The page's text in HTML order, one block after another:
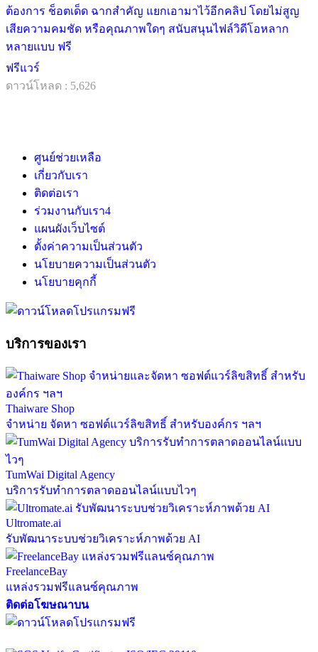
ต้องการ ช็อตเด็ด ฉากสำคัญ แยกเอามาไว้อีกคลิป โดยไม่สูญ
เสียความคมชัด หรือคุณภาพใดๆ สนับสนุนไฟล์วิดีโอหลาก
หลายแบบ ฟรี
ฟรีแวร์
ดาวน์โหลด : 5,626
ศูนย์ช่วยเหลือ
เกี่ยวกับเรา
ติดต่อเรา
ร่วมงานกับเรา4
แผนผังเว็บไซต์
ตั้งค่าความเป็นส่วนตัว
นโยบายความเป็นส่วนตัว
นโยบายคุกกี้
บริการของเรา
Thaiware Shop
จำหน่าย จัดหา ซอฟต์แวร์ลิขสิทธิ์ สำหรับองค์กร ฯลฯ
TumWai Digital Agency
บริการรับทำการตลาดออนไลน์แบบไวๆ
Ultromate.ai
รับพัฒนาระบบช่วยวิเคราะห์ภาพด้วย AI
FreelanceBay
แหล่งรวมฟรีแลนซ์คุณภาพ
ติดต่อโฆษณาบน